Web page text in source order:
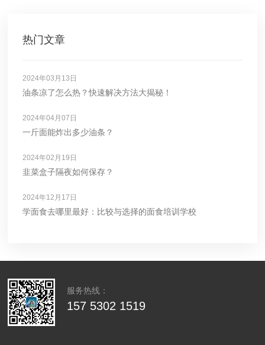
热门文章
2024年03月13日
油条凉了怎么热？快速解决方法大揭秘！
2024年04月07日
一斤面能炸出多少油条？
2024年02月19日
韭菜盒子隔夜如何保存？
2024年12月17日
学面食去哪里最好：比较与选择的面食培训学校
服务热线：
157 5302 1519